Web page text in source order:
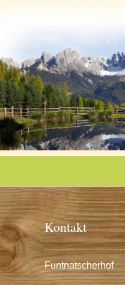
Kontakt
Funtnatscherhof